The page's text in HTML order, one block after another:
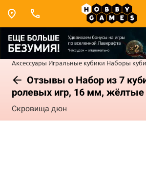
Аксессуары Игральные кубики Наборы
Отзывы о Набор из 7
ролевых игр, 16 мм,
Скровища дюн